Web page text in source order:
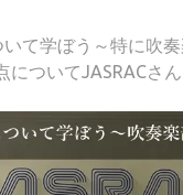
て学ぼう～特に吹
についてJASRACさ